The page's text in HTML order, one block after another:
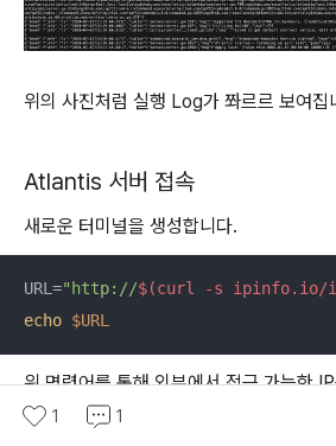
위의 사진처럼 실행 Log가 쫘르르 보여집
Atlantis 서버 접속
새로운 터미널을 생성합니다.
URL="http://$(curl -s ipinfo.io/
echo $URL
위 명령어를 통해 외부에서 접근 가능한
t를 붙여서 URL 변수로 지정한 후 해당
1 1